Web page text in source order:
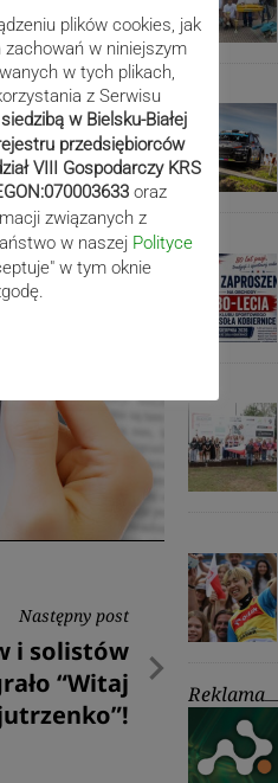
Następny post
i solistów
“Witaj
Reklama
plików cookies, jak
w niniejszym
w tych plikach,
z Serwisu
w Bielsku-Białej
przedsiębiorców
VIII Gospodarczy KRS
oraz
związanych z
w naszej Polityce
w tym oknie